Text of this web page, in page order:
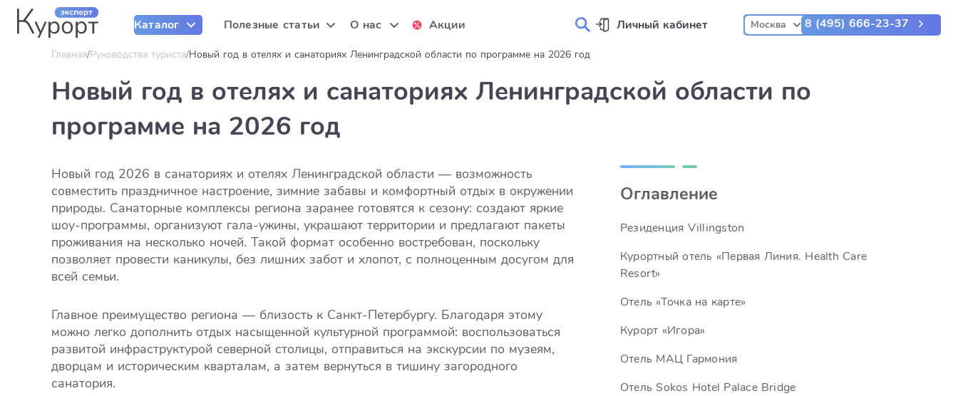
Каталог Полезные статьи О нас Акции Личный кабинет Москва 8 (495) 666-23-37
Главная Руководства туриста Новый год в отелях и санаториях Ленинградской области по программе на 2026 год
Новый год в отелях и санаториях Ленинградской области по
программе на 2026 год
Новый год 2026 в санаториях и отелях Ленинградской области — возможность
совместить праздничное настроение, зимние забавы и комфортный отдых в окружении
природы. Санаторные комплексы региона заранее готовятся к сезону: создают яркие
шоу-программы, организуют гала-ужины, украшают территории и предлагают пакеты
проживания на несколько ночей. Такой формат особенно востребован, поскольку
позволяет провести каникулы, без лишних забот и хлопот, с полноценным досугом для
всей семьи.
Главное преимущество региона — близость к Санкт-Петербургу. Благодаря этому
можно легко дополнить отдых насыщенной культурной программой: воспользоваться
развитой инфраструктурой северной столицы, отправиться на экскурсии по музеям,
дворцам и историческим кварталам, а затем вернуться в тишину загородного
санатория.
Оглавление
Резиденция Villingston
Курортный отель «Первая Линия. Health Care
Resort»
Отель «Точка на карте»
Курорт «Игора»
Отель МАЦ Гармония
Отель Sokos Hotel Palace Bridge